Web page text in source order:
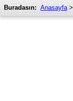
Buradasın: Anasayfa>